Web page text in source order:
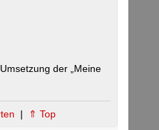
der „Meine
| ⇑ Top